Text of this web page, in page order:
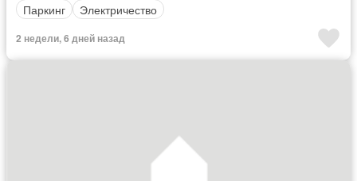
Паркинг
Электричество
2 недели, 6 дней назад